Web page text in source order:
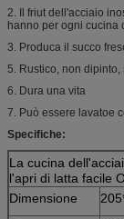
2. Il friut dell'acciaio
hanno per ogni cucina
3. Produca il succo
5. Rustico, non
6. Dura una vita
7. Può essere lavatoe
Specifiche:
La cucina
l'apri di latta facile
Dimensione